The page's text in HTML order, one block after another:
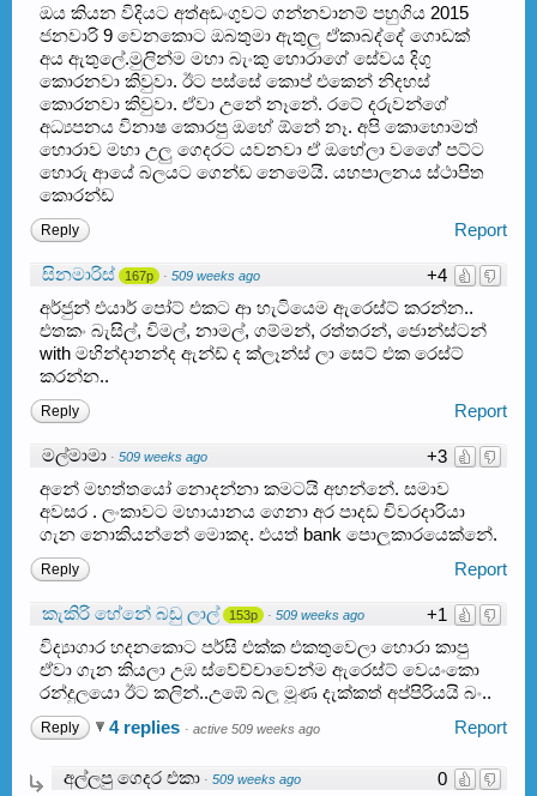
ඔය කියන විදියට අත්අඩංගුවට ගන්නවානම් පහුගිය 2015
ජනවාරි 9 වෙනකොට ඔබතුමා ඇතුලු ඒකාබද්දේ ගොඩක්
අය ඇතුලේ.මුලින්ම මහා බැංකු හොරාගේ සේවය දිගු
කොරනවා කිවුවා. ඊට පස්සේ කොප් එකෙන් නිදහස්
කොරනවා කිවුවා. ඒවා උනේ නෑනේ. රටේ දරුවන්ගේ
අධ්‍යපනය විනාෂ කොරපු ඔහේ ඕනේ නෑ. අපි කොහොමත්
හොරාව මහා උලු ගෙදරට යවනවා ඒ ඔහේලා වගේේ පට්ට
හොරු ආයේ බලයට ගෙන්ඩ නෙමෙයි. යහපාලනය ස්ථාපිත
කොරන්ඩ
Report
Reply
+4
සිනමාරිස් 167p · 509 weeks ago
අර්ජුන් එයාර් පෝට් එකට ආ හැටියෙම ඇරෙස්ට් කරන්න..
එතකං බැසිල්, විමල්, නාමල්, ගම්මන්, රත්තරන්, ජොන්ස්ටන්
with මහින්දානන්ද ඇන්ඩ් ද ක්ලෑන්ස් ලා සෙට් එක රෙස්ට්
කරන්න..
Report
Reply
+3
මල්මාමා · 509 weeks ago
අනේ මහත්තයෝ නොදන්නා කමටයි අහන්නේ. සමාව
අවසර . ලංකාවට මහායානය ගෙනා අර පාදඩ චිවරදාරියා
ගැන නොකියන්නේ මොකද. එයත් bank පොලුකාරයෙක්නේ.
Report
Reply
+1
කැකිරි හේනේ බඩු ලාල් 153p · 509 weeks ago
විද්‍යාගාර හදනකොට පර්සි එක්ක එකතුවෙලා හොරා කාපු
ඒවා ගැන කියලා උඹ ස්වේච්චාවෙන්ම ඇරෙස්ට් වෙයංකො
රන්දුලයො ඊට කලින්..උඹේ බලු මූණ දැක්කත් අප්පිරියයි බං..
Report
Reply 4 replies · active 509 weeks ago
0
අල්ලපු ගෙදර එකා · 509 weeks ago